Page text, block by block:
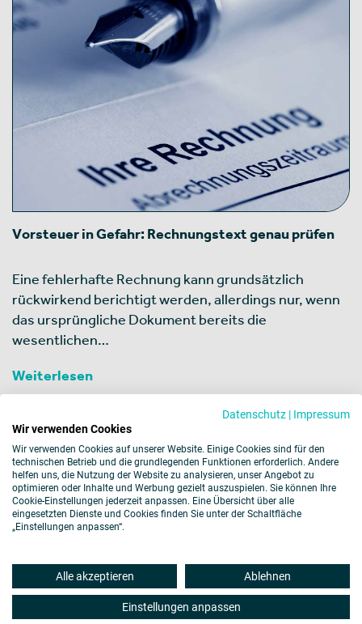
Vorsteuer in Gefahr: Rechnungstext genau prüfen
Eine fehlerhafte Rechnung kann grundsätzlich
rückwirkend berichtigt werden, allerdings nur, wenn
das ursprüngliche Dokument bereits die
wesentlichen…
Weiterlesen
Weitere Themen
Barrierefreiheit
Hinweisgebersystem
Disclaimer
Sitemap
Datenschutz | Impressum
Wir verwenden Cookies
Wir verwenden Cookies auf unserer Website. Einige Cookies sind für den
technischen Betrieb und die grundlegenden Funktionen erforderlich. Andere
helfen uns, die Nutzung der Website zu analysieren, unser Angebot zu
optimieren oder Inhalte und Werbung gezielt auszuspielen. Sie können Ihre
Cookie-Einstellungen jederzeit anpassen. Eine Übersicht über alle
eingesetzten Dienste und Cookies finden Sie unter der Schaltfläche
„Einstellungen anpassen“.
Alle akzeptieren Ablehnen
Einstellungen anpassen